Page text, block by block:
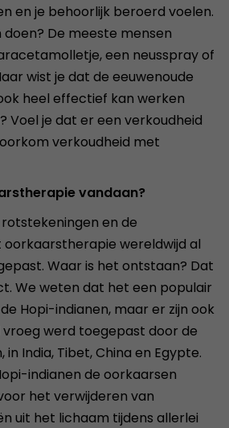
en je behoorlijk beroerd voelen.
De meeste mensen
een neusspray of
wist je dat de eeuwenoude
heel effectief kan werken
Voel je dat er een verkoudheid
verkoudheid met
vandaan?
en de
wereldwijd al
Waar is het ontstaan? Dat
We weten dat het een populair
Hopi-indianen, maar er zijn ook
werd toegepast door de
in India, Tibet, China en Egypte.
indianen de oorkaarsen
het verwijderen van
uit het lichaam tijdens allerlei